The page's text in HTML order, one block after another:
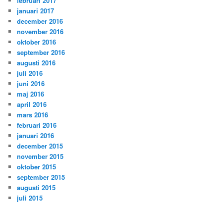
januari 2017
december 2016
november 2016
oktober 2016
september 2016
augusti 2016
juli 2016
juni 2016
maj 2016
april 2016
mars 2016
februari 2016
januari 2016
december 2015
november 2015
oktober 2015
september 2015
augusti 2015
juli 2015